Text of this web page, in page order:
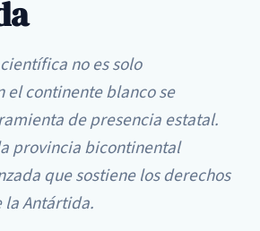
no es solo
el continente blanco se
de presencia estatal.
provincia bicontinental
que sostiene los derechos
la Antártida.